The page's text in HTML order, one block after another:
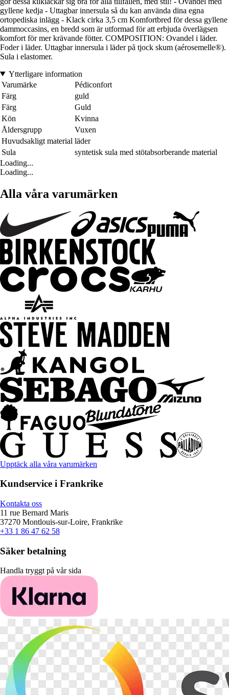
gyllene kedja - Uttagbar innersula så du kan använda dina egna
ortopediska inlägg - Klack cirka 3,5 cm Komfortbred för dessa gyllene
dammoccasins, en bredd som är utformad för att erbjuda överlägsen
komfort för mer krävande fötter. COMPOSITION: Ovandel i läder.
Foder i läder. Uttagbar innersula i läder på tjock skum (aérosemelle®).
Sula i elastomer.
Ytterligare information
Varumärke
Pédiconfort
Färg
guld
Färg
Guld
Kön
Kvinna
Åldersgrupp
Vuxen
Huvudsakligt material läder
Sula
syntetisk sula med stötabsorberande material
Loading...
Loading...
Alla våra varumärken
Upptäck alla våra varumärken
Kundservice i Frankrike
Kontakta oss
11 rue Bernard Maris
37270 Montlouis-sur-Loire, Frankrike
+33 1 86 47 62 58
Säker betalning
Handla tryggt på vår sida